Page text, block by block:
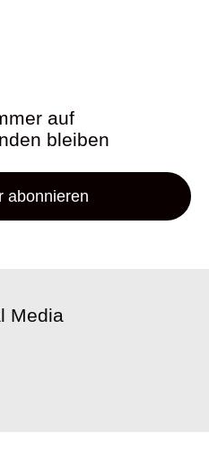
auf
bleiben
abonnieren
Media